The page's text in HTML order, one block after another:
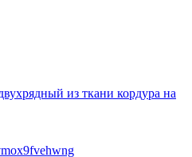
из ткани кордура на